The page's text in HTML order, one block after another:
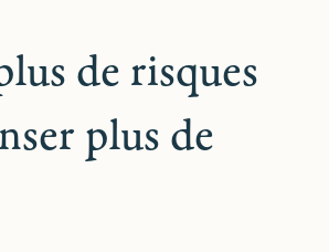
de risques
plus de